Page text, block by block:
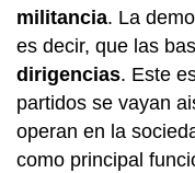
militancia. La
es decir, que las
dirigencias. Este
partidos se vayan
operan en la
como principal